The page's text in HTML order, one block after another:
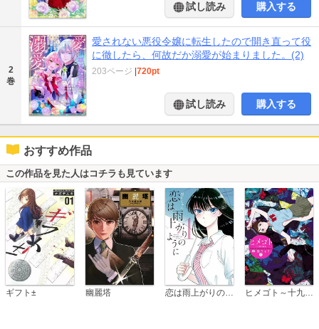
試し読み 購入する
2
巻
愛されない悪役令嬢に転生したので開き直って役
に徹したら、何故だか溺愛が始まりました。(2)
203ページ |720pt
試し読み 購入する
おすすめ作品
この作品を見た人はコチラも見ています
ギフト± 幽麗塔 ヒメゴト～十九歳の制服～